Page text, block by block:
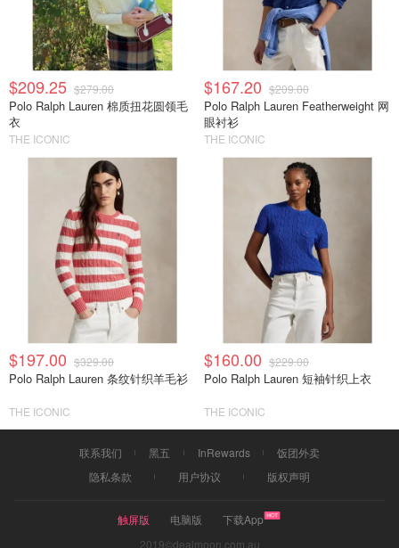
$209.25 $279.00
Polo Ralph Lauren 棉质扭花圆领毛
衣
THE ICONIC
$167.20 $209.00
Polo Ralph Lauren Featherweight 网
眼衬衫
THE ICONIC
$197.00 $329.00
Polo Ralph Lauren 条纹针织羊毛衫
THE ICONIC
$160.00 $229.00
Polo Ralph Lauren 短袖针织上衣
THE ICONIC
联系我们 黑五 InRewards
饭团外卖
隐私条款
用户协议 版权声明
触屏版 电脑版
下载App
2019©dealmoon.com.au